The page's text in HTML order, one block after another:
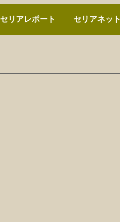
セリアレポート セリアネット